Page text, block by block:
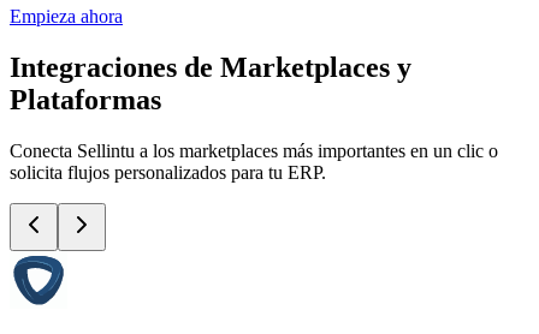
Empieza ahora
Integraciones de Marketplaces y
Plataformas
Conecta Sellintu a los marketplaces más importantes en un clic o
solicita flujos personalizados para tu ERP.